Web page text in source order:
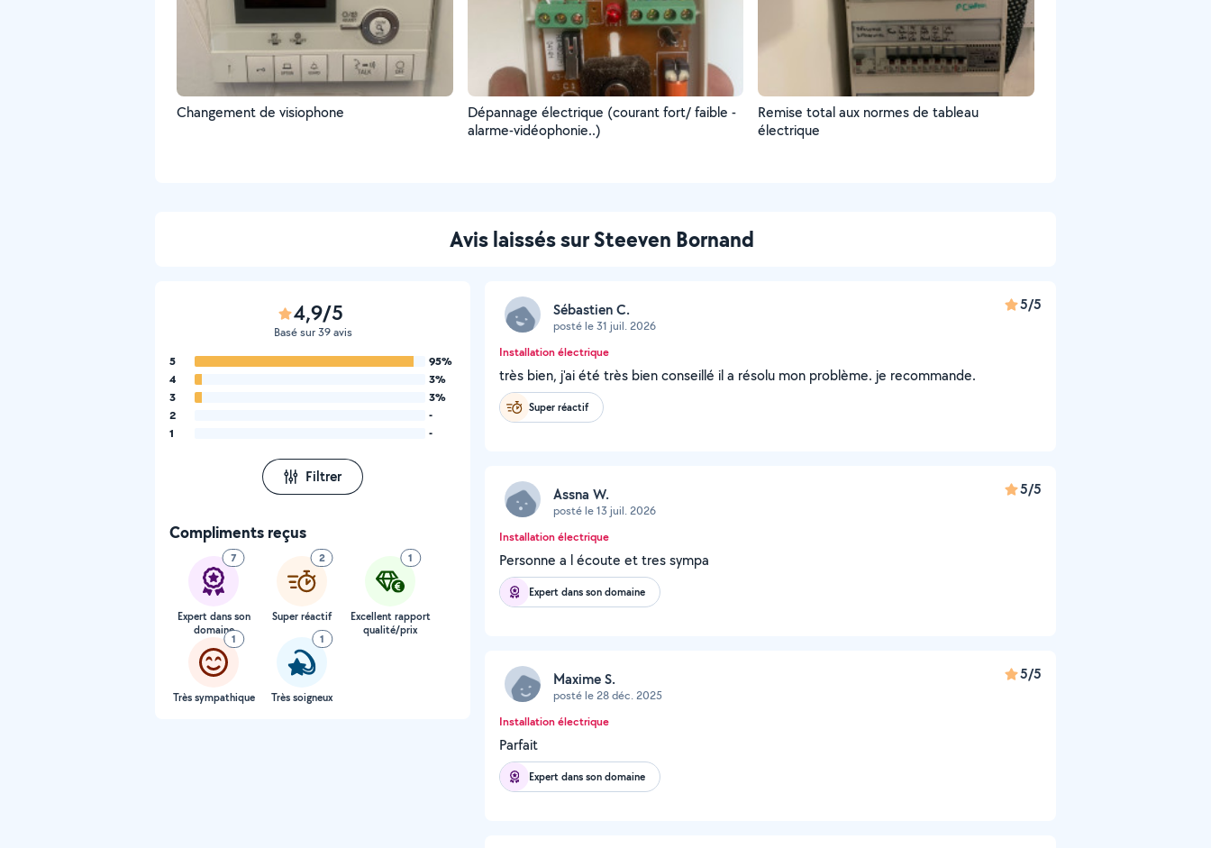
Changement de visiophone
Dépannage électrique (courant fort/ faible -
alarme-vidéophonie..)
Remise total aux normes de tableau
électrique
Avis laissés sur Steeven Bornand
4,9/5
Basé sur 39 avis
5
95%
4
3%
3
3%
2
-
1
-
Filtrer
Compliments reçus
7
Expert dans son
domaine
2
Super réactif
1
Excellent rapport
qualité/prix
1
Très sympathique
1
Très soigneux
Sébastien C.
posté le 31 juil. 2026
5/5
Installation électrique
très bien, j'ai été très bien conseillé il a résolu mon problème. je recommande.
Super réactif
Assna W.
posté le 13 juil. 2026
5/5
Installation électrique
Personne a l écoute et tres sympa
Expert dans son domaine
Maxime S.
posté le 28 déc. 2025
5/5
Installation électrique
Parfait
Expert dans son domaine